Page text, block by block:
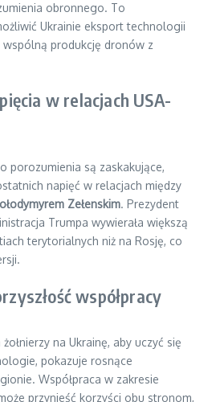
obronnego. To
Ukrainie eksport technologii
produkcję dronów z
w relacjach USA-
porozumienia są zaskakujące,
napięć w relacjach między
Zełenskim. Prezydent
Trumpa wywierała większą
terytorialnych niż na Rosję, co
współpracy
na Ukrainę, aby uczyć się
pokazuje rosnące
Współpraca w zakresie
przynieść korzyści obu stronom,